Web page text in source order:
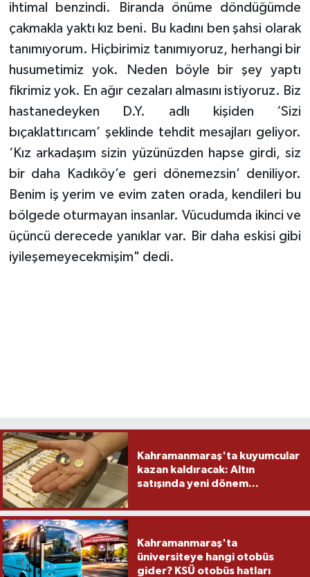
ihtimal benzindi. Biranda önüme döndüğümde
çakmakla yaktı kız beni. Bu kadını ben şahsi olarak
tanımıyorum. Hiçbirimiz tanımıyoruz, herhangi bir
husumetimiz yok. Neden böyle bir şey yaptı
fikrimiz yok. En ağır cezaları almasını istiyoruz. Biz
hastanedeyken D.Y. adlı kişiden ‘Sizi
bıçaklattırıcam’ şeklinde tehdit mesajları geliyor.
‘Kız arkadaşım sizin yüzünüzden hapse girdi, siz
bir daha Kadıköy’e geri dönemezsin’ deniliyor.
Benim iş yerim ve evim zaten orada, kendileri bu
bölgede oturmayan insanlar. Vücudumda ikinci ve
üçüncü derecede yanıklar var. Bir daha eskisi gibi
iyileşemeyecekmişim" dedi.
Kahramanmaraş'ta kuyumcular
kazan kaldıracak: Altın
satışında yeni dönem...
Kahramanmaraş'ta
üniversiteye hangi otobüs
gider? KSÜ otobüs hatları